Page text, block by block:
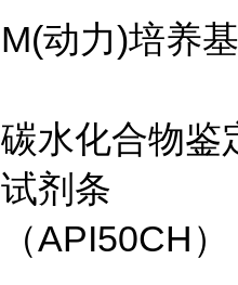
M(动力)培养基
碳水化合物鉴
试剂条
（API50CH）